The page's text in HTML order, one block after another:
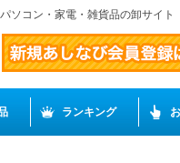
ソコン・家電・雑貨品の卸サイ
ランキング